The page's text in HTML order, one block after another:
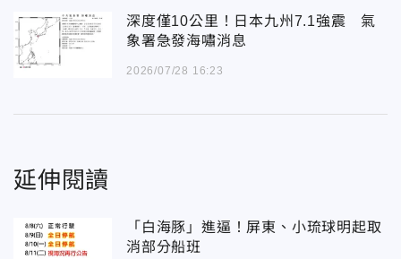
深度僅10公里！日本九州7.1強震 氣
象署急發海嘯消息
2026/07/28 16:23
延伸閱讀
「白海豚」進逼！屏東、小琉球明起取
消部分船班